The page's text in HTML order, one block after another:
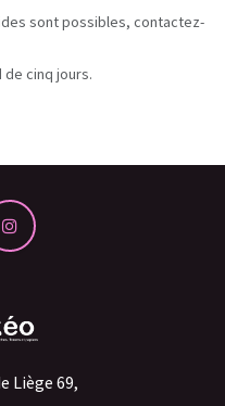
sont possibles, contactez-
cinq jours.
Liège 69,